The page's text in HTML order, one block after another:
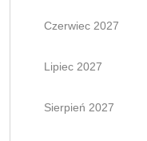
Czerwiec 2027
Lipiec 2027
Sierpień 2027